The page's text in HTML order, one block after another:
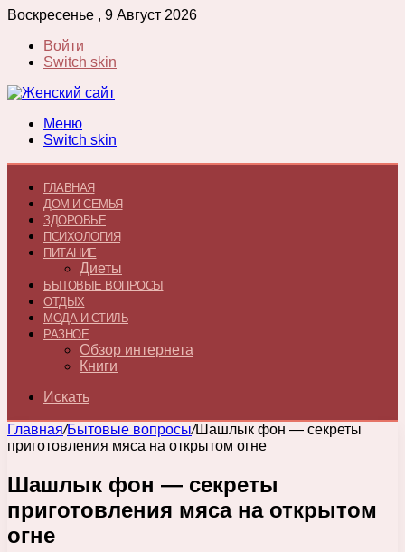
Воскресенье , 9 Август 2026
Войти
Switch skin
Меню
Switch skin
ГЛАВНАЯ
ДОМ И СЕМЬЯ
ЗДОРОВЬЕ
ПСИХОЛОГИЯ
ПИТАНИЕ
Диеты
БЫТОВЫЕ ВОПРОСЫ
ОТДЫХ
МОДА И СТИЛЬ
РАЗНОЕ
Обзор интернета
Книги
Искать
Главная/Бытовые вопросы/Шашлык фон — секреты
приготовления мяса на открытом огне
Шашлык фон — секреты
приготовления мяса на открытом
огне